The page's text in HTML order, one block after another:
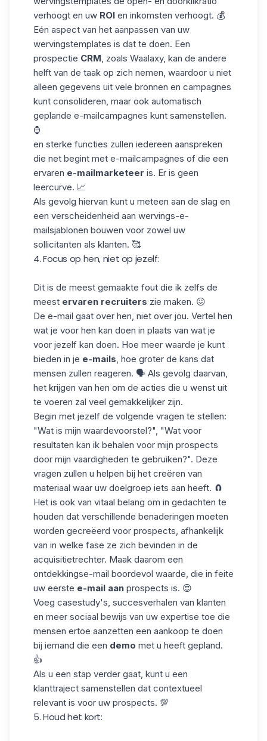
verhoogt en uw ROI en inkomsten verhoogt. 💰
Eén aspect van het aanpassen van uw
wervingstemplates is dat te doen. Een
prospectie CRM, zoals Waalaxy, kan de andere
helft van de taak op zich nemen, waardoor u niet
alleen gegevens uit vele bronnen en campagnes
kunt consolideren, maar ook automatisch
geplande e-mailcampagnes kunt samenstellen.
⌚
en sterke functies zullen iedereen aanspreken
die net begint met e-mailcampagnes of die een
ervaren e-mailmarketeer is. Er is geen
leercurve. 📈
Als gevolg hiervan kunt u meteen aan de slag en
een verscheidenheid aan wervings-e-
mailsjablonen bouwen voor zowel uw
sollicitanten als klanten. 🥰
4. Focus op hen, niet op jezelf:
Dit is de meest gemaakte fout die ik zelfs de
meest ervaren recruiters zie maken. 😖
De e-mail gaat over hen, niet over jou. Vertel hen
wat je voor hen kan doen in plaats van wat je
voor jezelf kan doen. Hoe meer waarde je kunt
bieden in je e-mails, hoe groter de kans dat
mensen zullen reageren. 🗣️ Als gevolg daarvan,
het krijgen van hen om de acties die u wenst uit
te voeren zal veel gemakkelijker zijn.
Begin met jezelf de volgende vragen te stellen:
"Wat is mijn waardevoorstel?", "Wat voor
resultaten kan ik behalen voor mijn prospects
door mijn vaardigheden te gebruiken?". Deze
vragen zullen u helpen bij het creëren van
materiaal waar uw doelgroep iets aan heeft. 🧲
Het is ook van vitaal belang om in gedachten te
houden dat verschillende benaderingen moeten
worden gecreëerd voor prospects, afhankelijk
van in welke fase ze zich bevinden in de
acquisitietrechter. Maak daarom een
ontdekkingse-mail boordevol waarde, die in feite
uw eerste e-mail aan prospects is. 😍
Voeg casestudy's, succesverhalen van klanten
en meer sociaal bewijs van uw expertise toe die
mensen ertoe aanzetten een aankoop te doen
bij iemand die een demo met u heeft gepland.
👍
Als u een stap verder gaat, kunt u een
klanttraject samenstellen dat contextueel
relevant is voor uw prospects. 💯
5. Houd het kort: